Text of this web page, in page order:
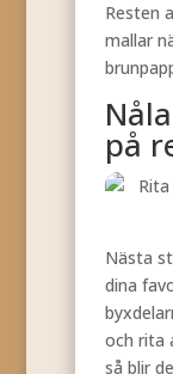
Resten
mallar
på
Nästa
dina
och rita
så blir